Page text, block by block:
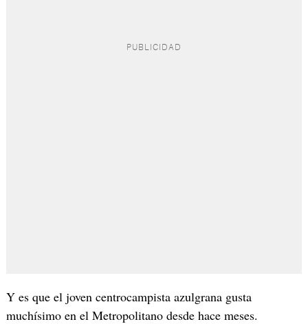
Y es que el joven centrocampista azulgrana gusta
muchísimo en el Metropolitano desde hace meses.